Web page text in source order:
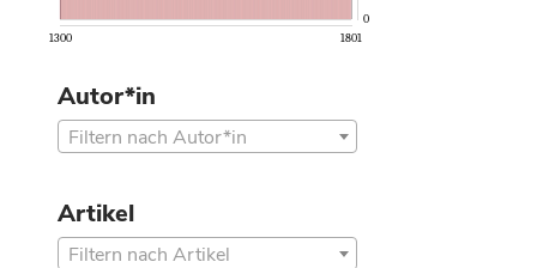
1300 1801
0
Autor*in
Filtern nach Autor*in
Artikel
Filtern nach Artikel